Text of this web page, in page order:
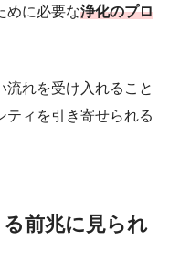
めに必要な浄化のプロ
れを受け入れること
ティを引き寄せられる
前兆に見られ